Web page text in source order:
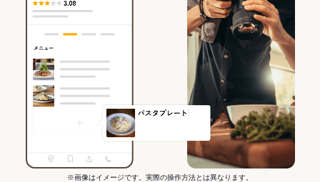
※画像はイメージです。実際の操作方法とは異なります。